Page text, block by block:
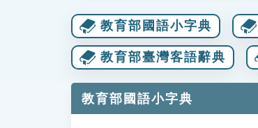
教育部國語小字典
教育部臺灣客語辭典
教育部國語小字典